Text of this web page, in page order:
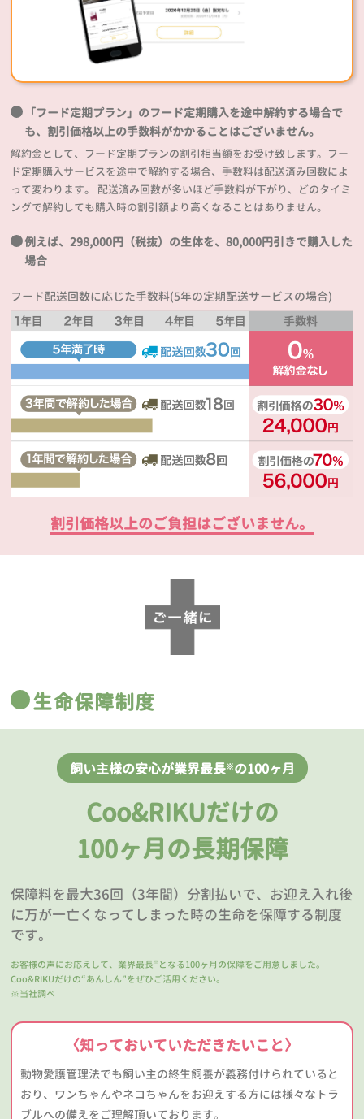
「フード定期プラン」のフード定期購入を途中解約する場合で
も、割引価格以上の手数料がかかることはございません。
解約金として、フード定期プランの割引相当額をお受け致します。フー
ド定期購入サービスを途中で解約する場合、手数料は配送済み回数によ
って変わります。 配送済み回数が多いほど手数料が下がり、どのタイミ
ングで解約しても購入時の割引額より高くなることはありません。
例えば、298,000円（税抜）の生体を、80,000円引きで購入した
場合
フード配送回数に応じた手数料(5年の定期配送サービスの場合)
割引価格以上のご負担はございません。
生命保障制度
飼い主様の安心が業界最長※の100ヶ月
Coo&RIKUだけの
100ヶ月の長期保障
保障料を最大36回（3年間）分割払いで、お迎え入れ後
に万が一亡くなってしまった時の生命を保障する制度
です。
お客様の声にお応えして、業界最長 ※ となる100ヶ月の保障をご用意しました。
Coo&RIKUだけの“あんしん”をぜひご活用ください。
※当社調べ
〈知っておいていただきたいこと〉
動物愛護管理法でも飼い主の終生飼養が義務付けられていると
おり、ワンちゃんやネコちゃんをお迎えする方には様々なトラ
ブルへの備えをご理解頂いております。